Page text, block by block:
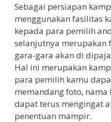
Sebagai persiapan
menggunakan fasilitas
kepada para pemilih
selanjutnya merupakan
gara-gara akan di
Hal ini merupakan
para pemilih kamu
memandang foto, nama
dapat terus mengingat
penentuan mampir.